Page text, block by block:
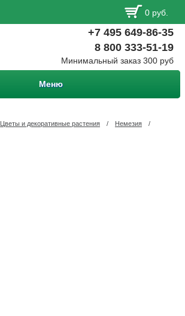
0 руб.
+7 495 649-86-35
8 800 333-51-19
Минимальный заказ 300 руб
Меню
Цветы и декоративные растения / Немезия /